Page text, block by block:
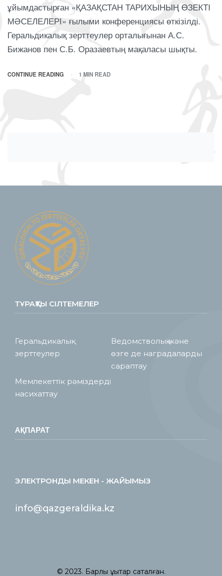
ұйымдастырған «ҚАЗАҚСТАН ТАРИХЫНЫҢ ӨЗЕКТІ
МӘСЕЛЕЛЕРІ» ғылыми конференциясы өткізілді.
Геральдикалық зерттеулер орталығынан А.С.
Бижанов пен С.Б. Оразаевтың мақаласы шықты.
CONTINUE READING 1 MIN READ
ТҰРАҚТЫ СІЛТЕМЕЛЕР
Геральдикалық
зерттеулер
Ведомстволық және
өзге де наградаларды
сараптау
Мемлекеттік рәміздерді
насихаттау
АҚПАРАТ
ЭЛЕКТРОНДЫ МЕКЕН - ЖАЙЫМЫЗ
info@qazgeraldika.kz
© 2023. Барлық құқықтар сақталған.